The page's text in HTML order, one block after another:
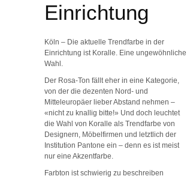
Einrichtung
Köln – Die aktuelle Trendfarbe in der
Einrichtung ist Koralle. Eine ungewöhnliche
Wahl.
Der Rosa-Ton fällt eher in eine Kategorie,
von der die dezenten Nord- und
Mitteleuropäer lieber Abstand nehmen –
«nicht zu knallig bitte!» Und doch leuchtet
die Wahl von Koralle als Trendfarbe von
Designern, Möbelfirmen und letztlich der
Institution Pantone ein – denn es ist meist
nur eine Akzentfarbe.
Farbton ist schwierig zu beschreiben